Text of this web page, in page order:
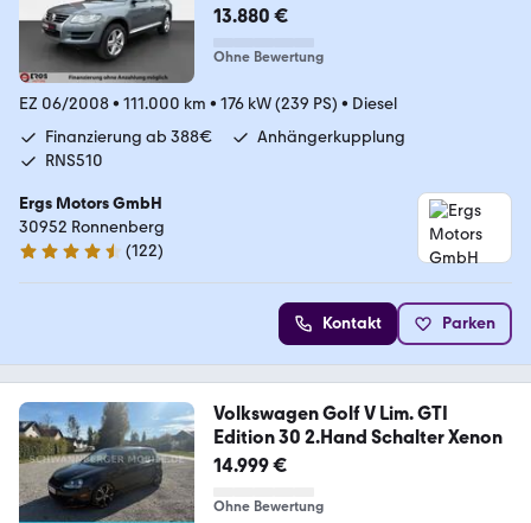
13.880 €
Ohne Bewertung
EZ 06/2008• 111.000 km • 176 kW (239 PS) • Diesel
Finanzierung ab 388€
Anhängerkupplung
RNS510
Ergs Motors GmbH
30952 Ronnenberg
4.6 Sterne
(122)
Kontakt Parken
Volkswagen Golf V Lim. GTI
Edition 30 2.Hand Schalter Xenon
14.999 €
Ohne Bewertung